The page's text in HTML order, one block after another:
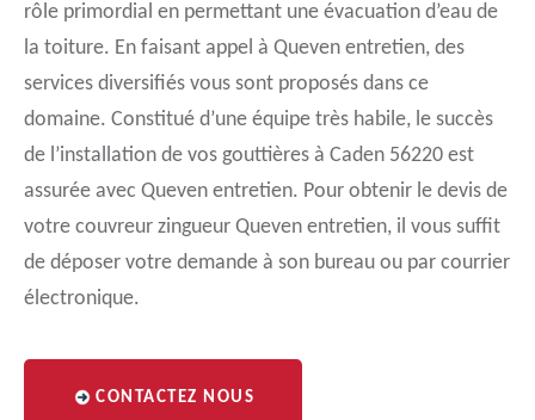
rôle primordial en permettant une évacuation d’eau de
la toiture. En faisant appel à Queven entretien, des
services diversifiés vous sont proposés dans ce
domaine. Constitué d’une équipe très habile, le succès
de l’installation de vos gouttières à Caden 56220 est
assurée avec Queven entretien. Pour obtenir le devis de
votre couvreur zingueur Queven entretien, il vous suffit
de déposer votre demande à son bureau ou par courrier
électronique.
CONTACTEZ NOUS